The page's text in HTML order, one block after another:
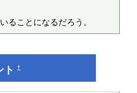
ることになるだろう。
ト†